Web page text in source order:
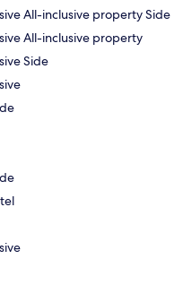
All-inclusive property Side
All-inclusive property
Side